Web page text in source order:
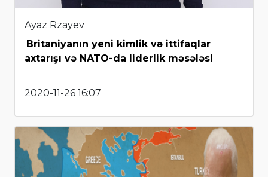
Ayaz Rzayev
Britaniyanın yeni kimlik və ittifaqlar
axtarışı və NATO-da liderlik məsələsi
2020-11-26 16:07